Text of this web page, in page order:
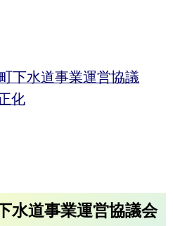
下水道事業運営協議
化
水道事業運営協議会